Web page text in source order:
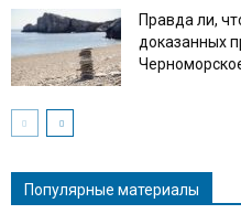
Правда ли,
доказанных
Популярные материалы